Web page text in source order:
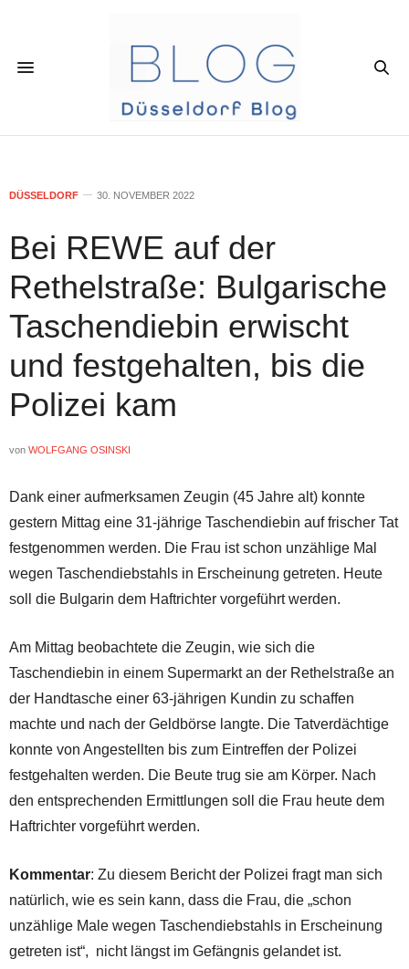
DÜSSELDORF 30. NOVEMBER 2022
Bei REWE auf der
Rethelstraße: Bulgarische
Taschendiebin erwischt
und festgehalten, bis die
Polizei kam
von WOLFGANG OSINSKI
Dank einer aufmerksamen Zeugin (45 Jahre alt) konnte
gestern Mittag eine 31-jährige Taschendiebin auf frischer Tat
festgenommen werden. Die Frau ist schon unzählige Mal
wegen Taschendiebstahls in Erscheinung getreten. Heute
soll die Bulgarin dem Haftrichter vorgeführt werden.
Am Mittag beobachtete die Zeugin, wie sich die
Taschendiebin in einem Supermarkt an der Rethelstraße an
der Handtasche einer 63-jährigen Kundin zu schaffen
machte und nach der Geldbörse langte. Die Tatverdächtige
konnte von Angestellten bis zum Eintreffen der Polizei
festgehalten werden. Die Beute trug sie am Körper. Nach
den entsprechenden Ermittlungen soll die Frau heute dem
Haftrichter vorgeführt werden.
Kommentar: Zu diesem Bericht der Polizei fragt man sich
natürlich, wie es sein kann, dass die Frau, die „schon
unzählige Male wegen Taschendiebstahls in Erscheinung
getreten ist“, nicht längst im Gefängnis gelandet ist.